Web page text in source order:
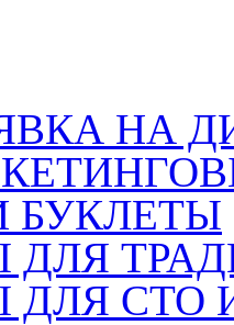
НА
БУКЛЕТЫ
ДЛЯ
ДЛЯ СТО